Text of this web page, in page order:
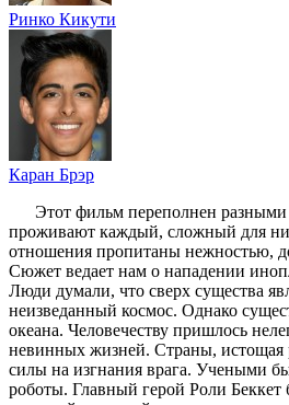
Ринко Кикути
Каран Брэр
Этот фильм переполнен разными
проживают каждый, сложный для
отношения пропитаны нежностью,
Сюжет ведает нам о нападении
Люди думали, что сверх существа
неизведанный космос. Однако
океана. Человечеству пришлось
невинных жизней. Страны, истощая
силы на изгнания врага. Учеными
роботы. Главный герой Роли Беккет